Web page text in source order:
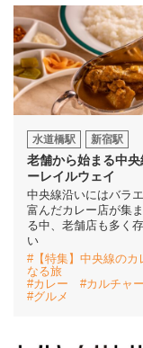
水道橋駅 新宿駅
老舗から始まる中央
ーレイルウェイ
中央線沿いにはバラ
富んだカレー店が集
る中、老舗店も多く
い
#【特集】中央線のカ
なる旅
#カレー
#カルチャー
#グルメ